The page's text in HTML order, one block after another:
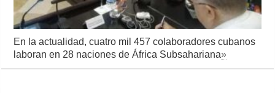
En la actualidad, cuatro mil 457 colaboradores cubanos
laboran en 28 naciones de África Subsahariana»